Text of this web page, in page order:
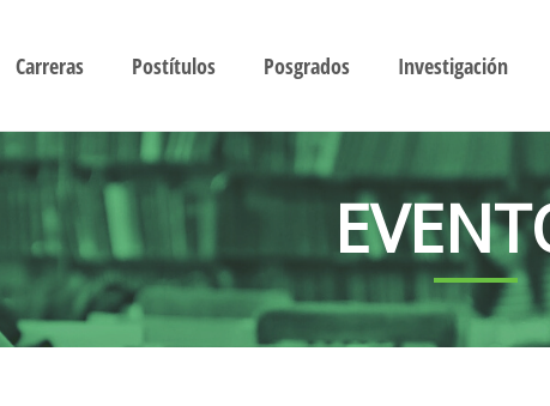
Carreras Postítulos Posgrados Investigación